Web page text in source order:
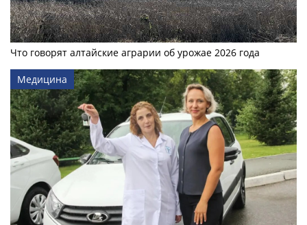
Что говорят алтайские аграрии об урожае 2026 года
Медицина